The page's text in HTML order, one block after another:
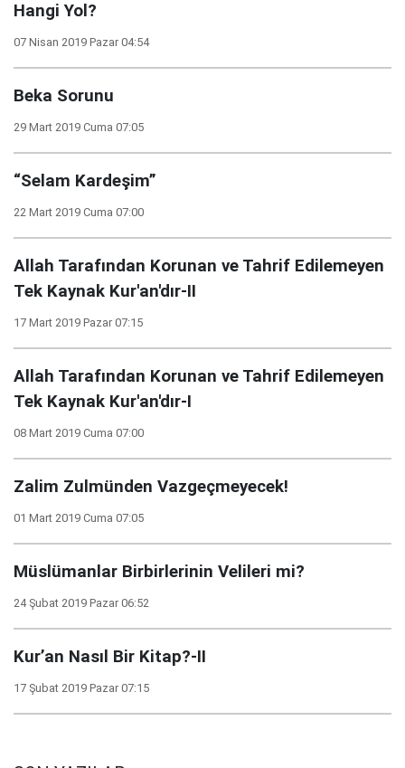
Hangi Yol?
07 Nisan 2019 Pazar 04:54
Beka Sorunu
29 Mart 2019 Cuma 07:05
“Selam Kardeşim”
22 Mart 2019 Cuma 07:00
Allah Tarafından Korunan ve Tahrif Edilemeyen
Tek Kaynak Kur'an'dır-II
17 Mart 2019 Pazar 07:15
Allah Tarafından Korunan ve Tahrif Edilemeyen
Tek Kaynak Kur'an'dır-I
08 Mart 2019 Cuma 07:00
Zalim Zulmünden Vazgeçmeyecek!
01 Mart 2019 Cuma 07:05
Müslümanlar Birbirlerinin Velileri mi?
24 Şubat 2019 Pazar 06:52
Kur’an Nasıl Bir Kitap?-II
17 Şubat 2019 Pazar 07:15